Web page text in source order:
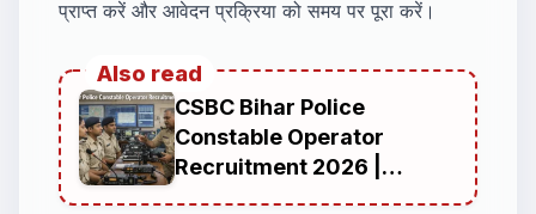
प्राप्त करें और आवेदन प्रक्रिया को समय पर पूरा करें।
Also read
CSBC Bihar Police
Constable Operator
Recruitment 2026 |